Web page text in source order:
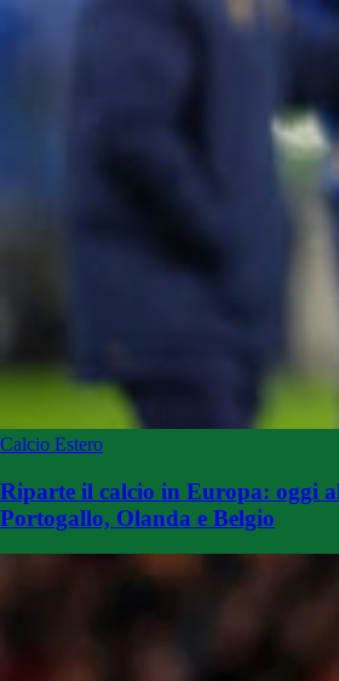
Calcio Estero
Riparte il calcio in Europa: oggi
Portogallo, Olanda e Belgio